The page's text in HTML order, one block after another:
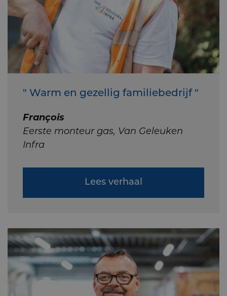
" Warm en gezellig familiebedrijf "
François
Eerste monteur gas, Van Geleuken
Infra
Lees verhaal